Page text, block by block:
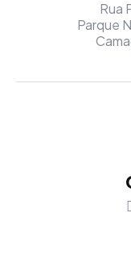
Rua
Parque